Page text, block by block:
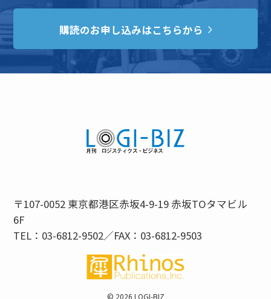
購読のお申し込みはこちらから
〒107-0052 東京都港区赤坂4-9-19 赤坂TOタマビル
6F
TEL：03-6812-9502／FAX：03-6812-9503
© 2026 LOGI-BIZ